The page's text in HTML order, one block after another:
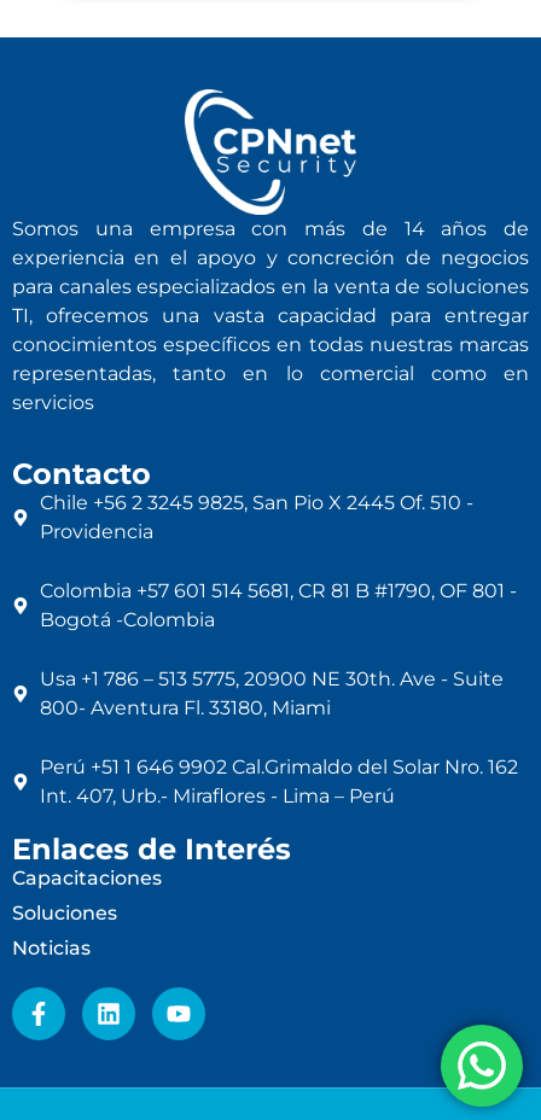
Somos una empresa con más de 14 años de
experiencia en el apoyo y concreción de negocios
para canales especializados en la venta de soluciones
TI, ofrecemos una vasta capacidad para entregar
conocimientos específicos en todas nuestras marcas
representadas, tanto en lo comercial como en
servicios
Contacto
Chile +56 2 3245 9825, San Pio X 2445 Of. 510 -
Providencia
Colombia +57 601 514 5681, CR 81 B #1790, OF 801 -
Bogotá -Colombia
Usa +1 786 – 513 5775, 20900 NE 30th. Ave - Suite
800- Aventura Fl. 33180, Miami
Perú +51 1 646 9902 Cal.Grimaldo del Solar Nro. 162
Int. 407, Urb.- Miraflores - Lima – Perú
Enlaces de Interés
Capacitaciones
Soluciones
Noticias